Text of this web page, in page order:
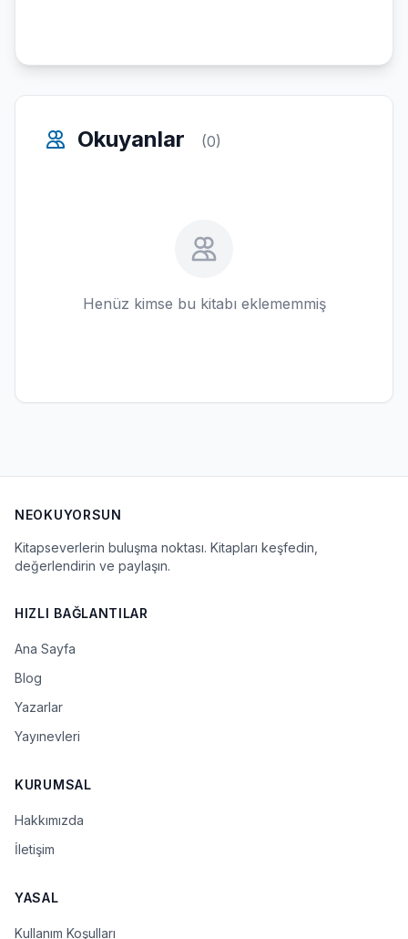
Okuyanlar (0)
Henüz kimse bu kitabı eklememmiş
NEOKUYORSUN
Kitapseverlerin buluşma noktası. Kitapları keşfedin,
değerlendirin ve paylaşın.
HIZLI BAĞLANTILAR
Ana Sayfa
Blog
Yazarlar
Yayınevleri
KURUMSAL
Hakkımızda
İletişim
YASAL
Kullanım Koşulları